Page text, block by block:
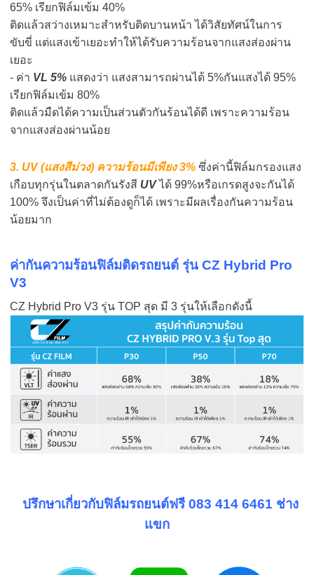
65% เรียกฟิล์มเข้ม 40%
ติดแล้วสว่างเหมาะสำหรับติดบานหน้า ได้วิสัยทัศน์ในการ
ขับขี่ แต่แสงเข้าเยอะทำให้ได้รับความร้อนจากแสงส่องผ่าน
เยอะ
- ค่า VL 5% แสดงว่า แสงสามารถผ่านได้ 5%กันแสงได้ 95%
เรียกฟิล์มเข้ม 80%
ติดแล้วมืดได้ความเป็นส่วนตัวกันร้อนได้ดี เพราะความร้อน
จากแสงส่องผ่านน้อย
3. UV (แสงสีม่วง) ความร้อนมีเพียง 3% ซึ่งค่านี้ฟิล์มกรองแสง
เกือบทุกรุ่นในตลาดกันรังสี UVได้ 99%หรือเกรดสูงจะกันได้
100% จึงเป็นค่าที่ไม่ต้องดูก็ได้ เพราะมีผลเรื่องกันความร้อน
น้อยมาก
ค่ากันความร้อนฟิล์มติดรถยนต์ รุ่น CZ Hybrid Pro
V3
CZ Hybrid Pro V3 รุ่น TOP สุด มี 3 รุ่นให้เลือกดังนี้
ปรึกษาเกี่ยวกับฟิล์มรถยนต์ฟรี083 414 6461 ช่าง
แขก